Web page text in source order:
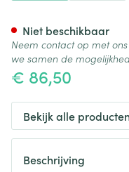
€ 86,50
Niet beschikbaar
Neem contact op met
we samen de
Bekijk alle
Beschrijving